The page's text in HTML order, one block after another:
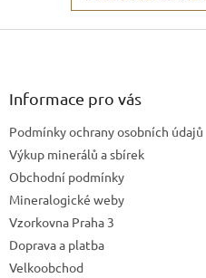
Z
Informace pro vás
Podmínky ochrany osobních údajů
Výkup minerálů a sbírek
Obchodní podmínky
Mineralogické weby
Vzorkovna Praha 3
Doprava a platba
Velkoobchod